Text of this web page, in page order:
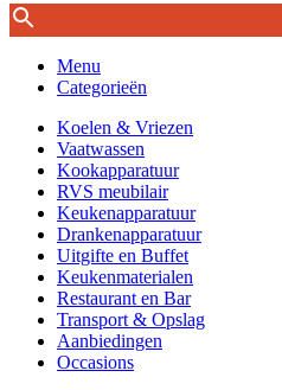
Menu
Categorieën
Koelen & Vriezen
Vaatwassen
Kookapparatuur
RVS meubilair
Keukenapparatuur
Drankenapparatuur
Uitgifte en Buffet
Keukenmaterialen
Restaurant en Bar
Transport & Opslag
Aanbiedingen
Occasions